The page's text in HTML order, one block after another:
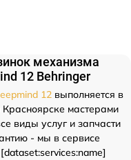
механизма
12 Behringer
12 выполняется в
мастерами
виды услуг и запчасти
- мы в сервисе